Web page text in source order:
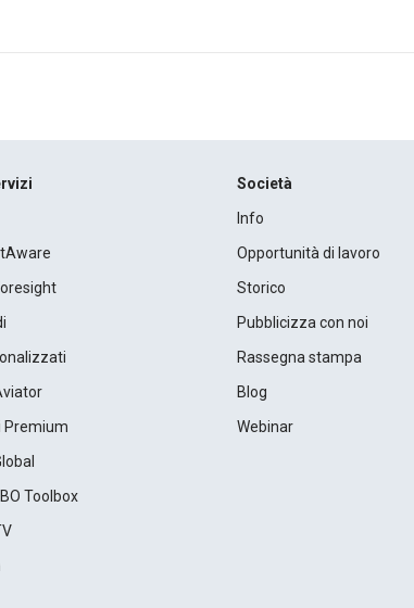
Premium
Toolbox
Società
Info
Opportunità di lavoro
Storico
Pubblicizza con noi
Rassegna stampa
Blog
Webinar